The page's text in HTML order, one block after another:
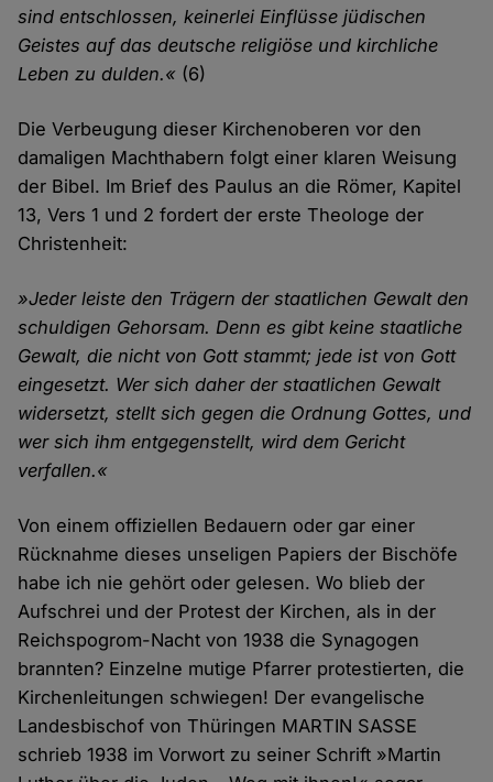
sind entschlossen, keinerlei Einflüsse jüdischen
Geistes auf das deutsche religiöse und kirchliche
Leben zu dulden.« (6)
Die Verbeugung dieser Kirchenoberen vor den
damaligen Machthabern folgt einer klaren Weisung
der Bibel. Im Brief des Paulus an die Römer, Kapitel
13, Vers 1 und 2 fordert der erste Theologe der
Christenheit:
»Jeder leiste den Trägern der staatlichen Gewalt den
schuldigen Gehorsam. Denn es gibt keine staatliche
Gewalt, die nicht von Gott stammt; jede ist von Gott
eingesetzt. Wer sich daher der staatlichen Gewalt
widersetzt, stellt sich gegen die Ordnung Gottes, und
wer sich ihm entgegenstellt, wird dem Gericht
verfallen.«
Von einem offiziellen Bedauern oder gar einer
Rücknahme dieses unseligen Papiers der Bischöfe
habe ich nie gehört oder gelesen. Wo blieb der
Aufschrei und der Protest der Kirchen, als in der
Reichspogrom-Nacht von 1938 die Synagogen
brannten? Einzelne mutige Pfarrer protestierten, die
Kirchenleitungen schwiegen! Der evangelische
Landesbischof von Thüringen MARTIN SASSE
schrieb 1938 im Vorwort zu seiner Schrift »Martin